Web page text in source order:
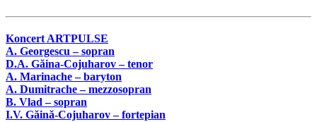
Koncert ARTPULSE
A. Georgescu – sopran
D.A. Găina-Cojuharov – tenor
A. Marinache – baryton
A. Dumitrache – mezzosopran
B. Vlad – sopran
I.V. Găină-Cojuharov – fortepian